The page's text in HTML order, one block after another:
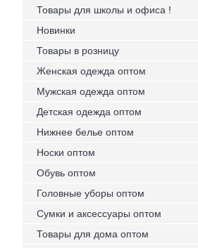
Товары для школы и офиса !
Новинки
Товары в розницу
Женская одежда оптом
Мужская одежда оптом
Детская одежда оптом
Нижнее белье оптом
Носки оптом
Обувь оптом
Головные уборы оптом
Сумки и аксессуары оптом
Товары для дома оптом